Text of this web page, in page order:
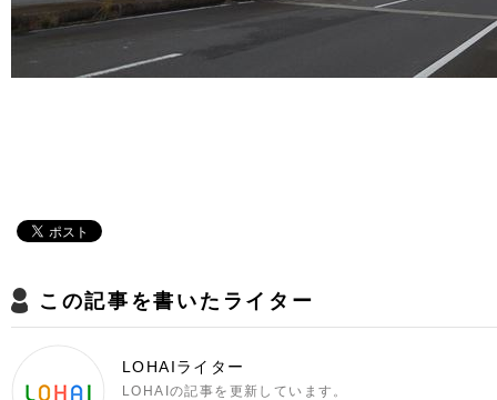
この記事を書いたライター
LOHAIライター
LOHAIの記事を更新しています。